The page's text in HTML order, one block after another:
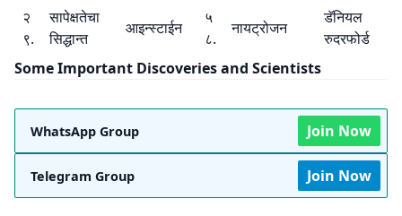
२
९.
सापेक्षतेचा
सिद्धान्त
आइन्स्टाईन
५
८.
नायट्रोजन
डॅनियल
रुदरफोर्ड
Some Important Discoveries and Scientists
WhatsApp Group Join Now
Telegram Group Join Now